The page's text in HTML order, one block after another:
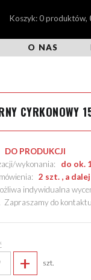
Koszyk: 0 produktów,
O NAS
DO PRODUKCJI
wykonania: do ok.
2 szt. , a
indywidualna
Zapraszamy do
+ szt.